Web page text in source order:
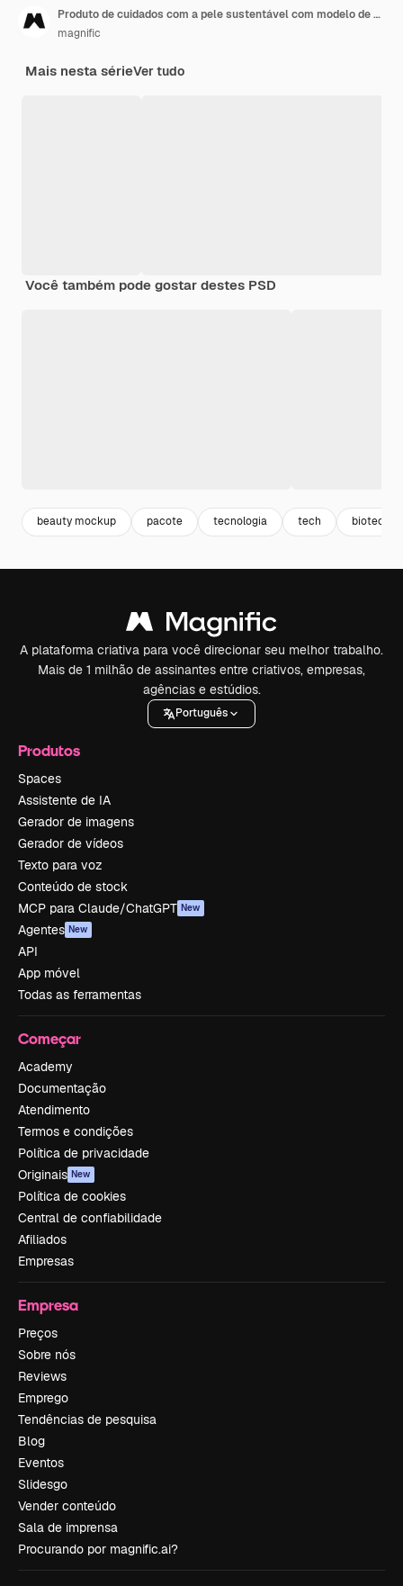
Produto de cuidados com a pele sustentável com modelo de embalagem
magnific
Mais nesta sérieVer tudo
Você também pode gostar destes PSD
beauty mockup pacote tecnologia tech
A plataforma criativa para você direcionar seu melhor trabalho.
Mais de 1 milhão de assinantes entre criativos, empresas,
agências e estúdios.
Português
Produtos
Spaces
Assistente de IA
Gerador de imagens
Gerador de vídeos
Texto para voz
Conteúdo de stock
MCP para Claude/ChatGPT New
Agentes New
API
App móvel
Todas as ferramentas
Começar
Academy
Documentação
Atendimento
Termos e condições
Política de privacidade
Originais New
Política de cookies
Central de confiabilidade
Afiliados
Empresas
Empresa
Preços
Sobre nós
Reviews
Emprego
Tendências de pesquisa
Blog
Eventos
Slidesgo
Vender conteúdo
Sala de imprensa
Procurando por magnific.ai?